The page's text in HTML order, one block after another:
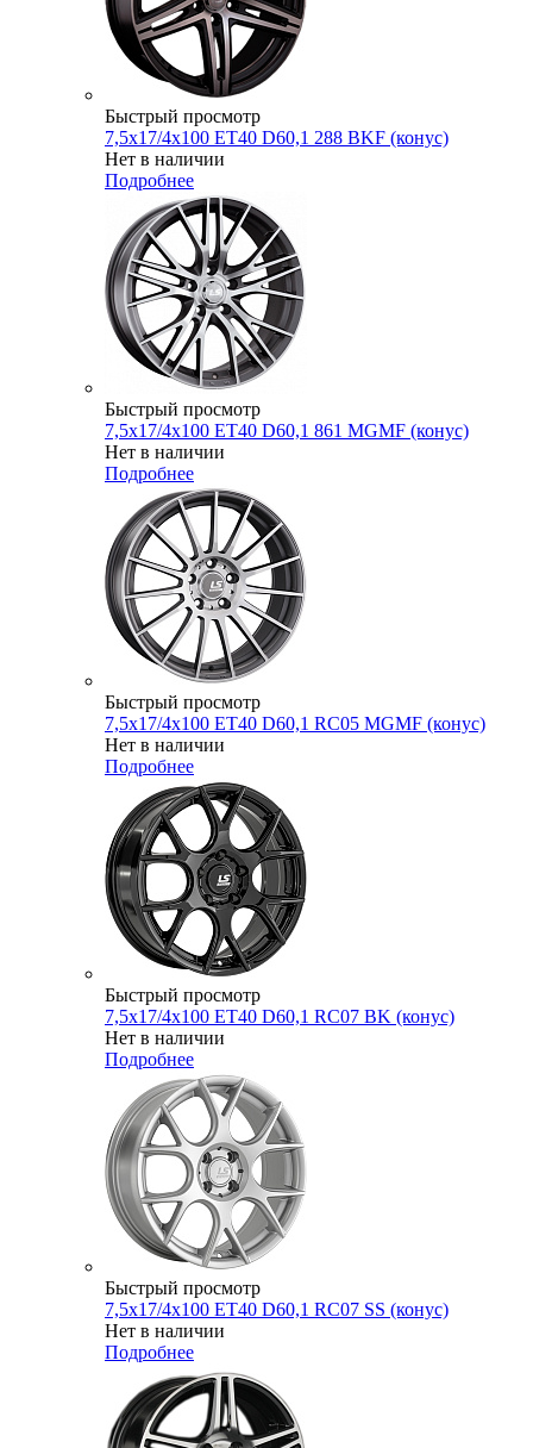
Быстрый просмотр
7,5x17/4x100 ET40 D60,1 288 BKF (конус)
Нет в наличии
Подробнее
Быстрый просмотр
7,5x17/4x100 ET40 D60,1 861 MGMF (конус)
Нет в наличии
Подробнее
Быстрый просмотр
7,5x17/4x100 ET40 D60,1 RC05 MGMF (конус)
Нет в наличии
Подробнее
Быстрый просмотр
7,5x17/4x100 ET40 D60,1 RC07 BK (конус)
Нет в наличии
Подробнее
Быстрый просмотр
7,5x17/4x100 ET40 D60,1 RC07 SS (конус)
Нет в наличии
Подробнее